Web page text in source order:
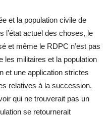
et la population civile de
l’état actuel des choses, le
et même le RDPC n’est pas
les militaires et la population
et une application strictes
relatives à la succession.
qui ne trouverait pas un
se retournerait